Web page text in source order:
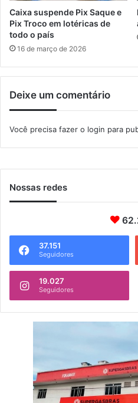
s
q
u
i
a
Caixa suspende Pix Saque e
Pix Troco em lotéricas de
todo o país
16 de março de 2026
Deixe um comentário
Você precisa fazer o login para
Nossas redes
37.151
Seguidores
19.027
Seguidores